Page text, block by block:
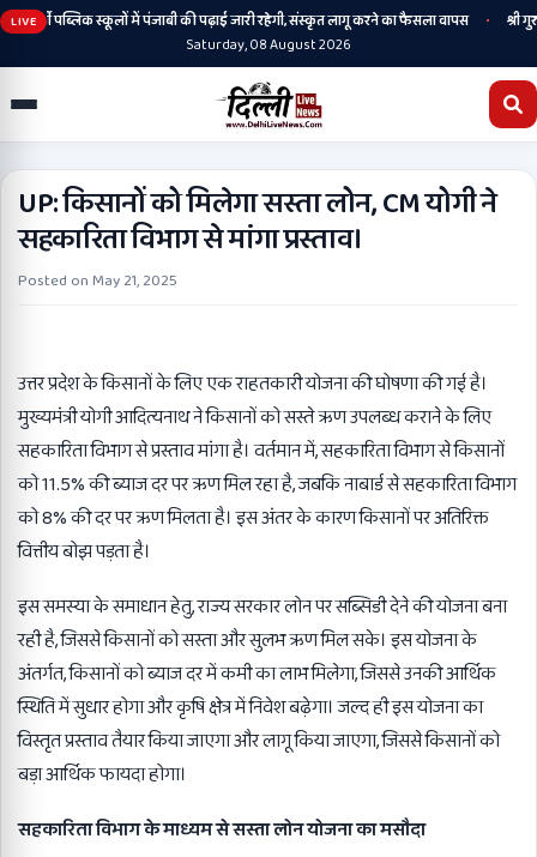
LIVE
आर्मी पब्लिक स्कूलों में पंजाबी की पढ़ाई जारी रहेगी, संस्कृत लागू करने का फैसला वापस •
श्री
Saturday, 08 August 2026
UP: किसानों को मिलेगा सस्ता लोन, CM योगी ने
सहकारिता विभाग से मांगा प्रस्ताव।
Posted on May 21, 2025
उत्तर प्रदेश के किसानों के लिए एक राहतकारी योजना की घोषणा की गई है।
मुख्यमंत्री योगी आदित्यनाथ ने किसानों को सस्ते ऋण उपलब्ध कराने के लिए
सहकारिता विभाग से प्रस्ताव मांगा है। वर्तमान में, सहकारिता विभाग से किसानों
को 11.5% की ब्याज दर पर ऋण मिल रहा है, जबकि नाबार्ड से सहकारिता विभाग
को 8% की दर पर ऋण मिलता है। इस अंतर के कारण किसानों पर अतिरिक्त
वित्तीय बोझ पड़ता है।
इस समस्या के समाधान हेतु, राज्य सरकार लोन पर सब्सिडी देने की योजना बना
रही है, जिससे किसानों को सस्ता और सुलभ ऋण मिल सके। इस योजना के
अंतर्गत, किसानों को ब्याज दर में कमी का लाभ मिलेगा, जिससे उनकी आर्थिक
स्थिति में सुधार होगा और कृषि क्षेत्र में निवेश बढ़ेगा। जल्द ही इस योजना का
विस्तृत प्रस्ताव तैयार किया जाएगा और लागू किया जाएगा, जिससे किसानों को
बड़ा आर्थिक फायदा होगा।
सहकारिता विभाग के माध्यम से सस्ता लोन योजना का मसौदा